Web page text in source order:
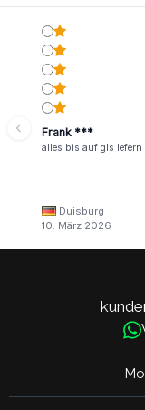
Frank ***
alles bis auf gls
Duisburg
10. März 2026